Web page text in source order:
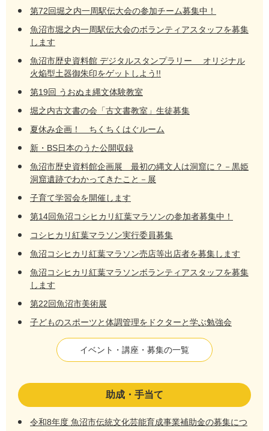
第72回堀之内一周駅伝大会の参加チーム募集中！
魚沼市堀之内一周駅伝大会のボランティアスタッフを募集
します
魚沼市歴史資料館 デジタルスタンプラリー オリジナル
火焔型土器御朱印をゲットしよう!!
第19回 うおぬま縄文体験教室
堀之内古文書の会「古文書教室」生徒募集
夏休み企画！ ちくちくはぐルーム
新・BS日本のうた公開収録
魚沼市歴史資料館企画展 最初の縄文人は洞窟に？－黒姫
洞窟遺跡でわかってきたこと－展
子育て学習会を開催します
第14回魚沼コシヒカリ紅葉マラソンの参加者募集中！
コシヒカリ紅葉マラソン実行委員募集
魚沼コシヒカリ紅葉マラソン売店等出店者を募集します
魚沼コシヒカリ紅葉マラソンボランティアスタッフを募集
します
第22回魚沼市美術展
子どものスポーツと体調管理をドクターと学ぶ勉強会
イベント・講座・募集の一覧
助成・手当て
令和8年度 魚沼市伝統文化芸能育成事業補助金の募集につ